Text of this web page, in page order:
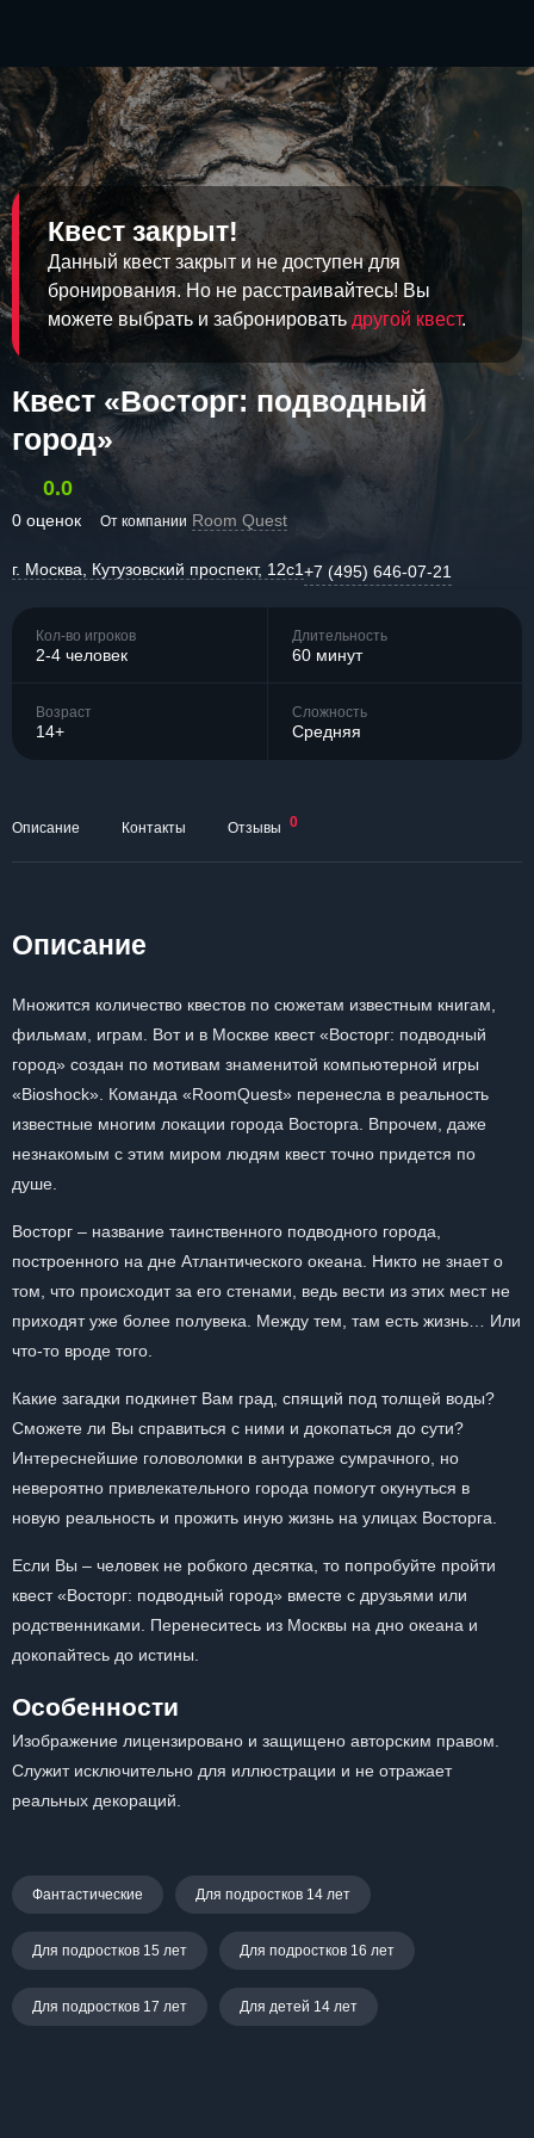
Квест закрыт!
Данный квест закрыт и не доступен для
бронирования. Но не расстраивайтесь! Вы
можете выбрать и забронировать другой квест.
Квест «Восторг: подводный
город»
0.0
0 оценок От компании Room Quest
г. Москва, Кутузовский проспект, 12с1+7 (495) 646-07-21
Кол-во игроков
2-4 человек
Длительность
60 минут
Возраст
14+
Сложность
Средняя
Описание Контакты Отзывы 0
Описание
Множится количество квестов по сюжетам известным книгам,
фильмам, играм. Вот и в Москве квест «Восторг: подводный
город» создан по мотивам знаменитой компьютерной игры
«Bioshock». Команда «RoomQuest» перенесла в реальность
известные многим локации города Восторга. Впрочем, даже
незнакомым с этим миром людям квест точно придется по
душе.
Восторг – название таинственного подводного города,
построенного на дне Атлантического океана. Никто не знает о
том, что происходит за его стенами, ведь вести из этих мест не
приходят уже более полувека. Между тем, там есть жизнь… Или
что-то вроде того.
Какие загадки подкинет Вам град, спящий под толщей воды?
Сможете ли Вы справиться с ними и докопаться до сути?
Интереснейшие головоломки в антураже сумрачного, но
невероятно привлекательного города помогут окунуться в
новую реальность и прожить иную жизнь на улицах Восторга.
Если Вы – человек не робкого десятка, то попробуйте пройти
квест «Восторг: подводный город» вместе с друзьями или
родственниками. Перенеситесь из Москвы на дно океана и
докопайтесь до истины.
Особенности
Изображение лицензировано и защищено авторским правом.
Служит исключительно для иллюстрации и не отражает
реальных декораций.
Фантастические Для подростков 14 лет
Для подростков 15 лет Для подростков 16 лет
Для подростков 17 лет Для детей 14 лет